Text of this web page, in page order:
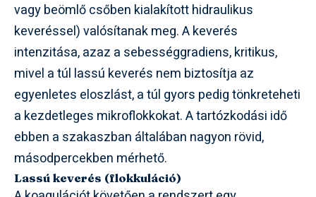
vagy beömlő csőben kialakított hidraulikus
keveréssel) valósítanak meg. A keverés
intenzitása, azaz a sebességgradiens, kritikus,
mivel a túl lassú keverés nem biztosítja az
egyenletes eloszlást, a túl gyors pedig tönkreteheti
a kezdetleges mikroflokkokat. A tartózkodási idő
ebben a szakaszban általában nagyon rövid,
másodpercekben mérhető.
Lassú keverés (flokkuláció)